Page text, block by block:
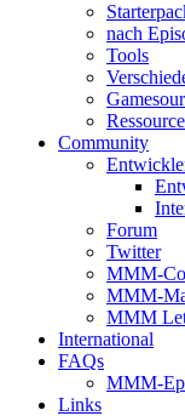
nach
Tools
Community
Forum
Twitter
MMM-
MMM-
MMM
International
FAQs
MMM-
Links